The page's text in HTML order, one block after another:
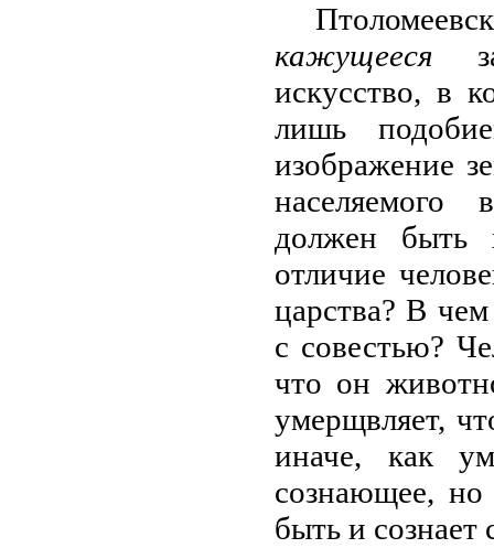
кажущееся
искусство, в
лишь
изображение
населяемого
должен быть
отличие
царства? В
с совестью?
что он
умерщвляет,
иначе, как
сознающее,
быть и сознает